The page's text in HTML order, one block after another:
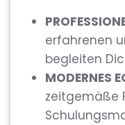
erfahrenen
begleiten
MODERNES
zeitgemäße